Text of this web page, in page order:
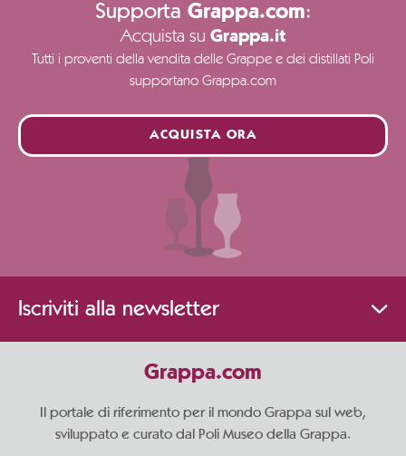
Supporta Grappa.com:
Acquista su Grappa.it
Tutti i proventi della vendita delle Grappe e dei distillati Poli
supportano Grappa.com
ACQUISTA ORA
Iscriviti alla newsletter
Grappa.com
Il portale di riferimento per il mondo Grappa sul web,
sviluppato e curato dal Poli Museo della Grappa.